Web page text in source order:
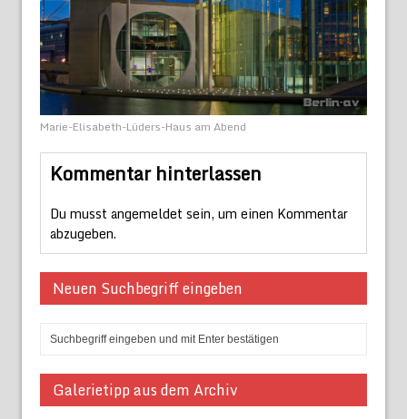
Marie-Elisabeth-Lüders-Haus am Abend
Kommentar hinterlassen
Du musst angemeldet sein, um einen Kommentar
abzugeben.
Neuen Suchbegriff eingeben
Galerietipp aus dem Archiv